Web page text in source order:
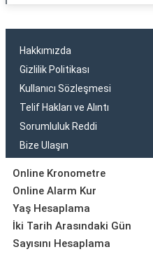
Hakkımızda
Gizlilik Politikası
Kullanıcı Sözleşmesi
Telif Hakları ve Alıntı
Sorumluluk Reddi
Bize Ulaşın
Online Kronometre
Online Alarm Kur
Yaş Hesaplama
İki Tarih Arasındaki Gün
Sayısını Hesaplama